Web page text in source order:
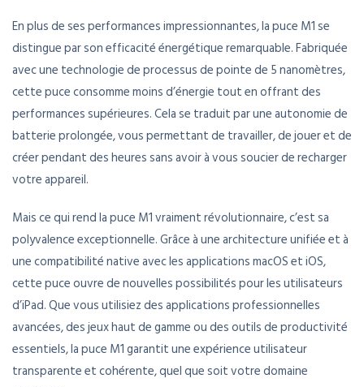
En plus de ses performances impressionnantes, la puce M1 se
distingue par son efficacité énergétique remarquable. Fabriquée
avec une technologie de processus de pointe de 5 nanomètres,
cette puce consomme moins d’énergie tout en offrant des
performances supérieures. Cela se traduit par une autonomie de
batterie prolongée, vous permettant de travailler, de jouer et de
créer pendant des heures sans avoir à vous soucier de recharger
votre appareil.
Mais ce qui rend la puce M1 vraiment révolutionnaire, c’est sa
polyvalence exceptionnelle. Grâce à une architecture unifiée et à
une compatibilité native avec les applications macOS et iOS,
cette puce ouvre de nouvelles possibilités pour les utilisateurs
d’iPad. Que vous utilisiez des applications professionnelles
avancées, des jeux haut de gamme ou des outils de productivité
essentiels, la puce M1 garantit une expérience utilisateur
transparente et cohérente, quel que soit votre domaine